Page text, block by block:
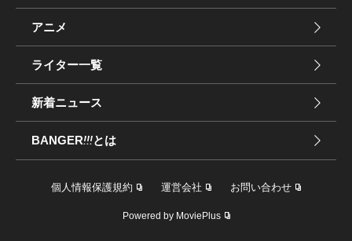
アニメ
ライター一覧
新着ニュース
BANGER!!!とは
個人情報保護規約 運営会社 お問い合わせ
Powered by MoviePlus